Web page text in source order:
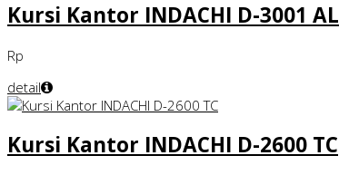
Kursi Kantor INDACHI D-3001 AL
Rp
detail
Kursi Kantor INDACHI D-2600 TC